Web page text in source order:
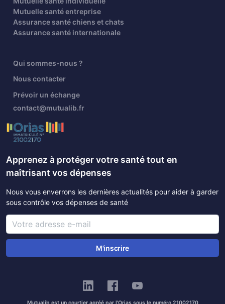
Mutuelle santé entreprise
Assurance santé chiens et chats
Assurance santé internationale
Qui sommes-nous ?
Nous contacter
Prévoir un échange
contact@mutualib.fr
Apprenez à protéger votre santé tout en
maîtrisant vos dépenses
Nous vous enverrons les dernières actualités pour aider à garder
sous contrôle vos dépenses de santé
M'inscrire
Mutualib est un courtier agréé par l'Orias sous le numéro 21002170